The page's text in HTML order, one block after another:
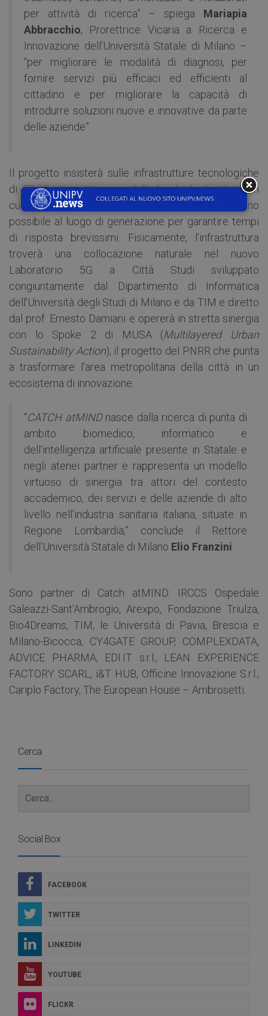
per attività di ricerca” – spiega Mariapia
Abbracchio, Prorettrice Vicaria a Ricerca e
Innovazione dell’Università Statale di Milano –
“per migliorare le modalità di diagnosi, per
fornire servizi più efficaci ed efficienti al
cittadino e per migliorare la capacità di
introdurre soluzioni nuove e innovative da parte
delle aziende”.
Il progetto insisterà sulle infrastrutture tecnologiche
di EDGE computing– modelli di calcolo distribuito in
cui l’elaborazione dei dati avviene il più vicino
possibile al luogo di generazione per garantire tempi
di risposta brevissimi. Fisicamente, l’infrastruttura
troverà una collocazione naturale nel nuovo
Laboratorio 5G a Città Studi sviluppato
congiuntamente dal Dipartimento di Informatica
dell’Università degli Studi di Milano e da TIM e diretto
dal prof. Ernesto Damiani e opererà in stretta sinergia
con lo Spoke 2 di MUSA (Multilayered Urban
Sustainability Action), il progetto del PNRR che punta
a trasformare l’area metropolitana della città in un
ecosistema di innovazione.
“CATCH atMINDnasce dalla ricerca di punta di
ambito biomedico, informatico e
dell’intelligenza artificiale presente in Statale e
negli atenei partner e rappresenta un modello
virtuoso di sinergia tra attori del contesto
accademico, dei servizi e delle aziende di alto
livello nell’industria sanitaria italiana, situate in
Regione Lombardia,” conclude il Rettore
dell’Università Statale di Milano Elio Franzini
Sono partner di Catch atMIND: IRCCS Ospedale
Galeazzi-Sant’Ambrogio, Arexpo, Fondazione Triulza,
Bio4Dreams, TIM, le Università di Pavia, Brescia e
Milano-Bicocca, CY4GATE GROUP, COMPLEXDATA,
ADVICE PHARMA, EDI.IT s.r.l., LEAN EXPERIENCE
FACTORY SCARL, i&T HUB, Officine Innovazione S.r.l.,
Cariplo Factory, The European House – Ambrosetti.
Cerca
Social Box
FACEBOOK
TWITTER
LINKEDIN
YOUTUBE
FLICKR